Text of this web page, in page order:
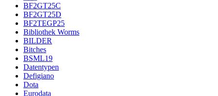
BF2GT25C
BF2GT25D
BF2TEGP25
Bibliothek Worms
BILDER
Bitches
BSML19
Datentypen
Defigiano
Dota
Eurodata